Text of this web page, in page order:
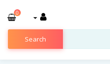
0
Search